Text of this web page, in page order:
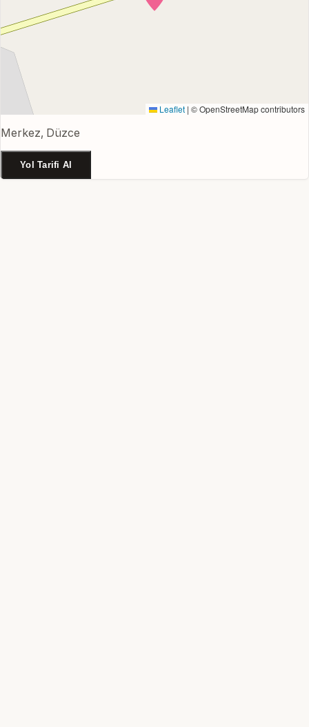
Leaflet | © OpenStreetMap contributors
Merkez, Düzce
Yol Tarifi Al